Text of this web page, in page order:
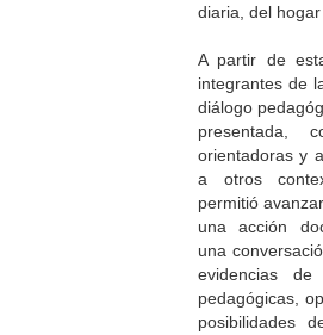
diaria, del
A partir de
integrantes de
diálogo
presentada,
orientadoras y
a otros
permitió
una acción
una
evidencias de
pedagógicas,
posibilidades